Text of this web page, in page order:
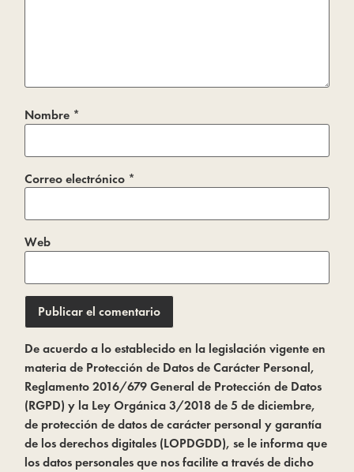
Nombre *
Correo electrónico *
Web
De acuerdo a lo establecido en la legislación vigente en
materia de Protección de Datos de Carácter Personal,
Reglamento 2016/679 General de Protección de Datos
(RGPD) y la Ley Orgánica 3/2018 de 5 de diciembre,
de protección de datos de carácter personal y garantía
de los derechos digitales (LOPDGDD), se le informa que
los datos personales que nos facilite a través de dicho